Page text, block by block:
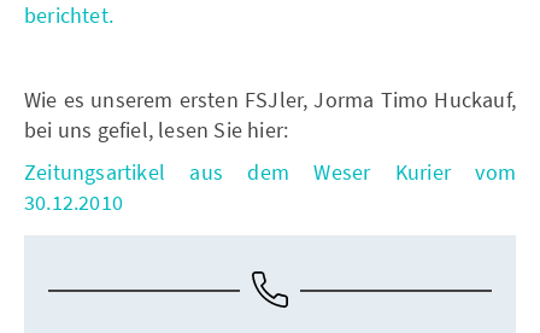
berichtet.
Wie es unserem ersten FSJler, Jorma Timo Huckauf,
bei uns gefiel, lesen Sie hier:
Zeitungsartikel aus dem Weser Kurier vom
30.12.2010